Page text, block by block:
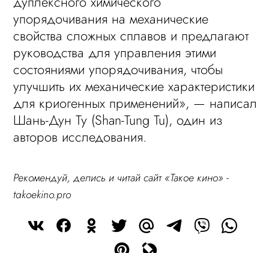
упорядочивания на механические
свойства сложных сплавов и предлагают
руководства для управления этими
состояниями упорядочивания, чтобы
улучшить их механические характеристики
для криогенных применений», — написал
Шань-Дун Ту (Shan-Tung Tu), один из
авторов исследования.
Рекомендуй, делись и читай сайт «Такое кино» -
takoekino.pro